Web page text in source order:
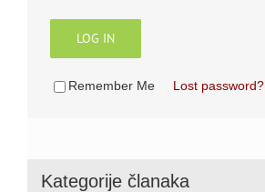
LOG IN
Remember Me Lost password?
Kategorije članaka